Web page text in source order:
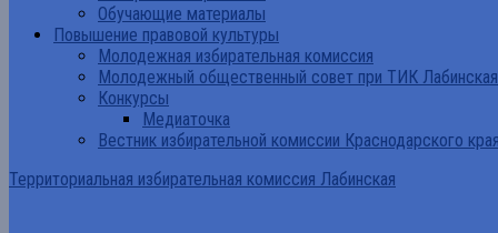
Обучающие материалы
Повышение правовой культуры
Молодежная избирательная комиссия
Молодежный общественный совет при ТИК Лабинская
Конкурсы
Медиаточка
Вестник избирательной комиссии Краснодарского
Территориальная избирательная комиссия Лабинская